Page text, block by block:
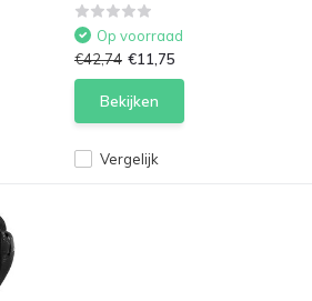
Vergelijk
Op voorraad
€42,74 €11,75
Bekijken